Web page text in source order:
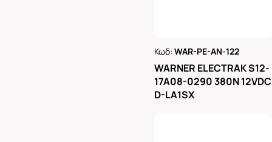
Κωδ:WAR-PE-AN-122
WARNER ELECTRAK S12-
17A08-0290 380N 12VDC
D-LA1SX